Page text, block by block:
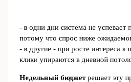
- в одни дни система не успевает
потому что спрос ниже
- в другие - при росте интереса к
клики упираются в дневной
Недельный бюджетрешает эту